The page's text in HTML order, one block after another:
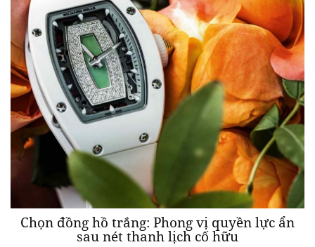
Chọn đồng hồ trắng: Phong vị quyền lực ẩn
sau nét thanh lịch cố hữu